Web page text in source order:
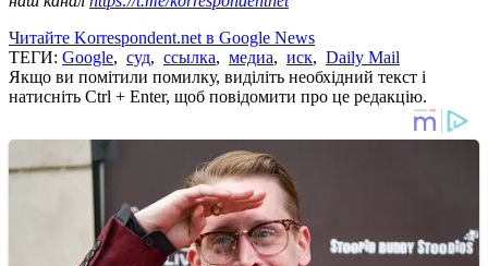
Читайте Korrespondent.net в Google News
ТЕГИ: Google, суд, ссылка, медиа, иск, Daily Mail
Якщо ви помітили помилку, виділіть необхідний текст і
натисніть Ctrl + Enter, щоб повідомити про це редакцію.